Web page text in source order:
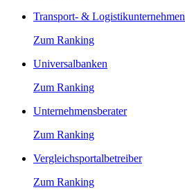
Transport- & Logistikunternehmen
Zum Ranking
Universalbanken
Zum Ranking
Unternehmensberater
Zum Ranking
Vergleichsportalbetreiber
Zum Ranking